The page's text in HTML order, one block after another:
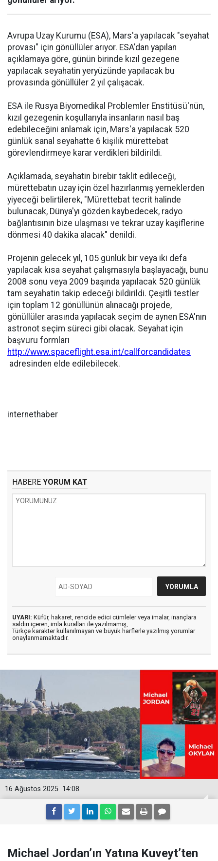
Avrupa Uzay Kurumu (ESA), Mars'a yapılacak "seyahat
provası" için gönüllüler arıyor. ESA'dan yapılan
açıklamaya göre, günün birinde kızıl gezegene
yapılacak seyahatin yeryüzünde yapılacak bu
provasında gönüllüler 2 yıl çalışacak.
ESA ile Rusya Biyomedikal Problemler Enstitüsü'nün,
kızıl gezegenin koşullarıyla insanların nasıl baş
edebileceğini anlamak için, Mars'a yapılacak 520
günlük sanal seyahatte 6 kişilik mürettebat
görevlendirmeye karar verdikleri bildirildi.
Açıklamada, seyahatin birebir taklit edileceği,
mürettebatın uzay için özel hazırlanmış yemeklerden
yiyeceği belirtilerek, "Mürettebat tecrit halinde
bulunacak, Dünya'yı gözden kaybedecek, radyo
bağlantısının bize ulaşması ve tekrar uzay kaşiflerine
dönmesi 40 dakika alacak" denildi.
Projenin gelecek yıl, 105 günlük bir veya iki defa
yapılacak kısa seyahat çalışmasıyla başlayacağı, bunu
2008 sonu veya 2009 başında yapılacak 520 günlük
tam seyahatin takip edeceği bildirildi. Çeşitli testler
için toplam 12 gönüllünün alınacağı projede,
gönüllüler arasında yapılacak seçim de aynen ESA'nın
astronot seçim süreci gibi olacak. Seyahat için
başvuru formları
http://www.spaceflight.esa.int/callforcandidates
adresinden elde edilebilecek.
internethaber
HABERE YORUM KAT
UYARI: Küfür, hakaret, rencide edici cümleler veya imalar, inançlara
saldırı içeren, imla kuralları ile yazılmamış,
Türkçe karakter kullanılmayan ve büyük harflerle yazılmış yorumlar
onaylanmamaktadır.
14:08
16 Ağustos 2025
Michael Jordan’ın Yatına Kuveyt’ten